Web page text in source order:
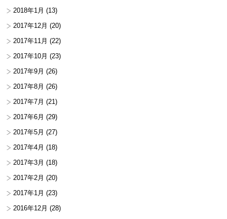
2018年1月 (13)
2017年12月 (20)
2017年11月 (22)
2017年10月 (23)
2017年9月 (26)
2017年8月 (26)
2017年7月 (21)
2017年6月 (29)
2017年5月 (27)
2017年4月 (18)
2017年3月 (18)
2017年2月 (20)
2017年1月 (23)
2016年12月 (28)